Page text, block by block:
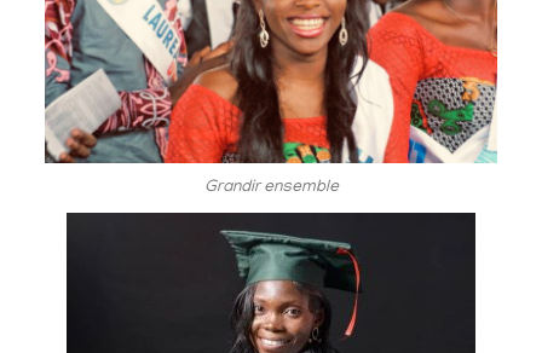
Grandir ensemble